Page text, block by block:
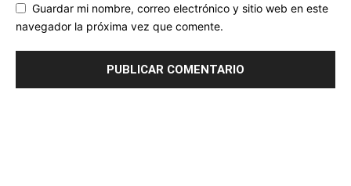
Guardar mi nombre, correo electrónico y sitio web en este
navegador la próxima vez que comente.